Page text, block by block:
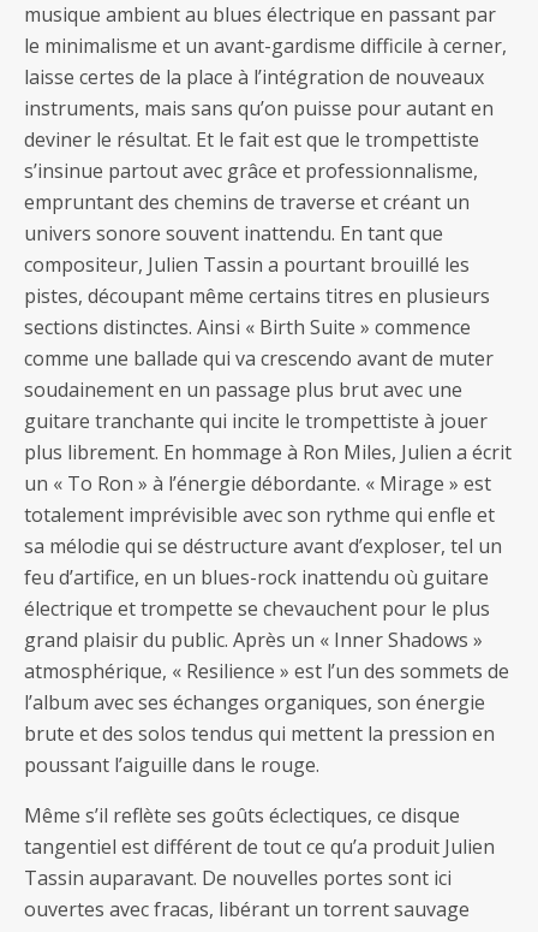
musique ambient au blues électrique en passant par
le minimalisme et un avant-gardisme difficile à cerner,
laisse certes de la place à l’intégration de nouveaux
instruments, mais sans qu’on puisse pour autant en
deviner le résultat. Et le fait est que le trompettiste
s’insinue partout avec grâce et professionnalisme,
empruntant des chemins de traverse et créant un
univers sonore souvent inattendu. En tant que
compositeur, Julien Tassin a pourtant brouillé les
pistes, découpant même certains titres en plusieurs
sections distinctes. Ainsi « Birth Suite » commence
comme une ballade qui va crescendo avant de muter
soudainement en un passage plus brut avec une
guitare tranchante qui incite le trompettiste à jouer
plus librement. En hommage à Ron Miles, Julien a écrit
un « To Ron » à l’énergie débordante. « Mirage » est
totalement imprévisible avec son rythme qui enfle et
sa mélodie qui se déstructure avant d’exploser, tel un
feu d’artifice, en un blues-rock inattendu où guitare
électrique et trompette se chevauchent pour le plus
grand plaisir du public. Après un « Inner Shadows »
atmosphérique, « Resilience » est l’un des sommets de
l’album avec ses échanges organiques, son énergie
brute et des solos tendus qui mettent la pression en
poussant l’aiguille dans le rouge.
Même s’il reflète ses goûts éclectiques, ce disque
tangentiel est différent de tout ce qu’a produit Julien
Tassin auparavant. De nouvelles portes sont ici
ouvertes avec fracas, libérant un torrent sauvage